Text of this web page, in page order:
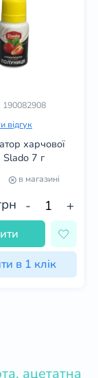
190082908
відгук
харчової
7 г
в магазині
- +
в 1 клік